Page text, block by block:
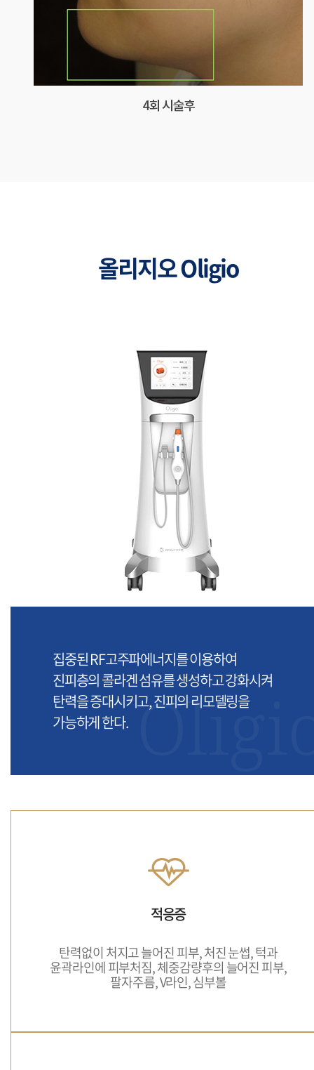
올리지오 Oligio
집중된 RF고주파에너지를 이용하여
진피층의 콜라겐 섬유를 생성하고 강화시켜
탄력을 증대시키고, 진피의 리모델링을
가능하게 한다.
적응증
탄력없이 처지고 늘어진 피부, 처진 눈썹, 턱과
윤곽라인에 피부처짐, 체중감량후의 늘어진 피부,
팔자주름, V라인, 심부볼